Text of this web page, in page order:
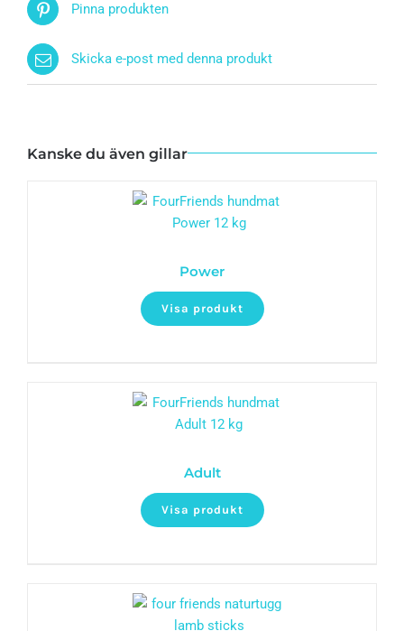
Pinna produkten
Skicka e-post med denna produkt
Kanske du även gillar
Power
Visa produkt
Adult
Visa produkt